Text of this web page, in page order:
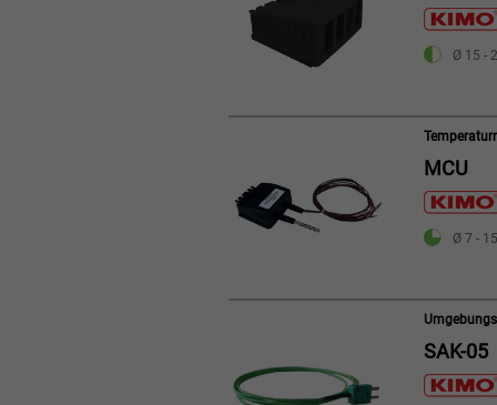
Ø 15 -
MCU
Ø 7 -
SAK-05